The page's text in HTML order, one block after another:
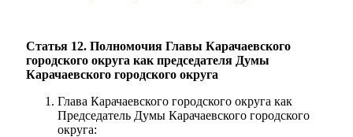
Статья 12. Полномочия Главы Карачаевского
городского округа как председателя Думы
Карачаевского городского округа
Глава Карачаевского городского округа как
Председатель Думы Карачаевского городского
округа: